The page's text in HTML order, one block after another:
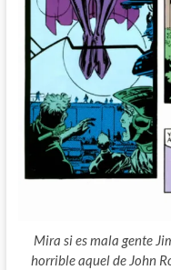
Mira si es mala gente
horrible aquel de John